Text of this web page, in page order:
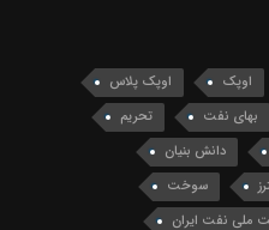
اوپک
اوپک پلاس
بهای نفت
تحریم
دانش بنیان
سوخت
ملی نفت ایران